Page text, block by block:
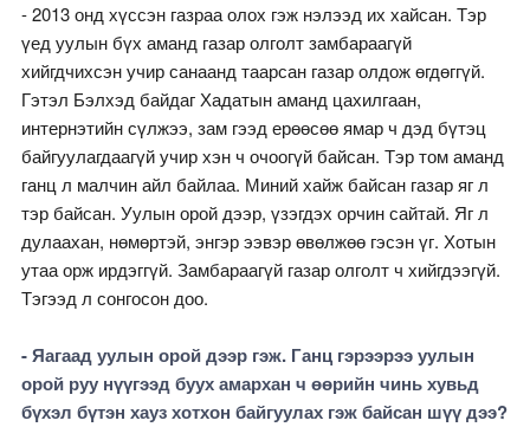
- 2013 онд хүссэн газраа олох гэж нэлээд их хайсан. Тэр
үед уулын бүх аманд газар олголт замбараагүй
хийгдчихсэн учир санаанд таарсан газар олдож өгдөггүй.
Гэтэл Бэлхэд байдаг Хадатын аманд цахилгаан,
интернэтийн сүлжээ, зам гээд ерөөсөө ямар ч дэд бүтэц
байгуулагдаагүй учир хэн ч очоогүй байсан. Тэр том аманд
ганц л малчин айл байлаа. Миний хайж байсан газар яг л
тэр байсан. Уулын орой дээр, үзэгдэх орчин сайтай. Яг л
дулаахан, нөмөртэй, энгэр ээвэр өвөлжөө гэсэн үг. Хотын
утаа орж ирдэггүй. Замбараагүй газар олголт ч хийгдээгүй.
Тэгээд л сонгосон доо.
- Яагаад уулын орой дээр гэж. Ганц гэрээрээ уулын
орой руу нүүгээд буух амархан ч өөрийн чинь хувьд
бүхэл бүтэн хауз хотхон байгуулах гэж байсан шүү дээ?